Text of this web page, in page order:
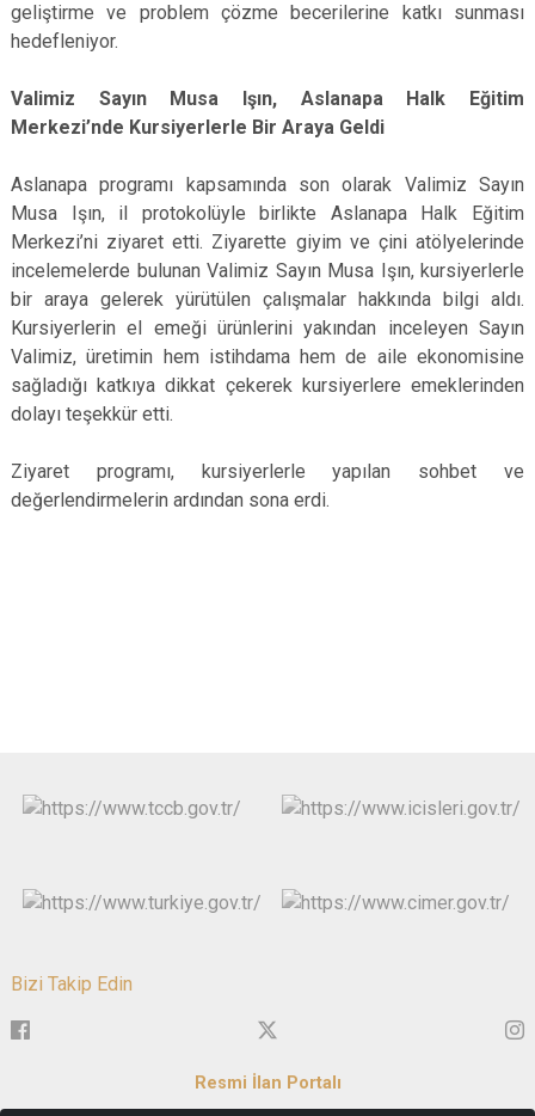
geliştirme ve problem çözme becerilerine katkı sunması
hedefleniyor.
Valimiz Sayın Musa Işın, Aslanapa Halk Eğitim
Merkezi’nde Kursiyerlerle Bir Araya Geldi
Aslanapa programı kapsamında son olarak Valimiz Sayın
Musa Işın, il protokolüyle birlikte Aslanapa Halk Eğitim
Merkezi’ni ziyaret etti. Ziyarette giyim ve çini atölyelerinde
incelemelerde bulunan Valimiz Sayın Musa Işın, kursiyerlerle
bir araya gelerek yürütülen çalışmalar hakkında bilgi aldı.
Kursiyerlerin el emeği ürünlerini yakından inceleyen Sayın
Valimiz, üretimin hem istihdama hem de aile ekonomisine
sağladığı katkıya dikkat çekerek kursiyerlere emeklerinden
dolayı teşekkür etti.
Ziyaret programı, kursiyerlerle yapılan sohbet ve
değerlendirmelerin ardından sona erdi.
Bizi Takip Edin
Resmi İlan Portalı